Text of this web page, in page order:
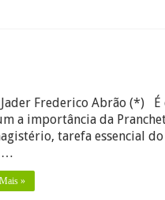
Frederico Abrão (*) É
a importância da
tarefa essencial
…
»